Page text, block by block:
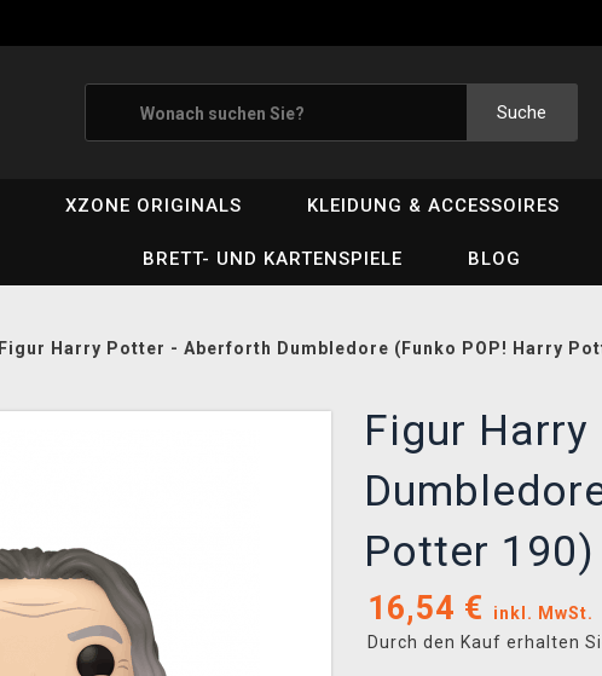
Suche
XZONE ORIGINALS KLEIDUNG & ACCESSOIRES
BRETT- UND KARTENSPIELE BLOG
Figur Harry Potter - Aberforth Dumbledore (Funko POP! Harry
Figur
Potter 190)
16,54 €
inkl. MwSt.
Durch den Kauf erhalten